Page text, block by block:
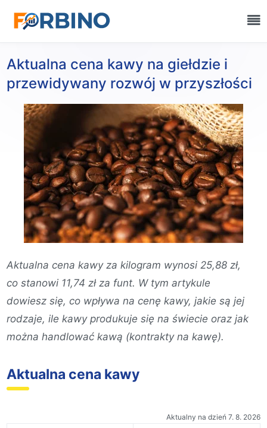
Aktualna cena kawy na giełdzie i
przewidywany rozwój w przyszłości
Aktualna cena kawy za kilogram wynosi 25,88 zł,
co stanowi 11,74 zł za funt. W tym artykule
dowiesz się, co wpływa na cenę kawy, jakie są jej
rodzaje, ile kawy produkuje się na świecie oraz jak
można handlować kawą (kontrakty na kawę).
Aktualna cena kawy
Aktualny na dzień 7. 8. 2026